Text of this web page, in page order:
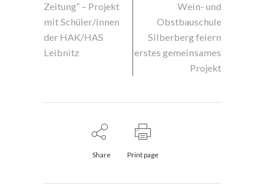
Zeitung“ – Projekt
mit Schüler/innen
der HAK/HAS
Leibnitz
Wein- und
Obstbauschule
Silberberg feiern
erstes gemeinsames
Projekt
Share Print page